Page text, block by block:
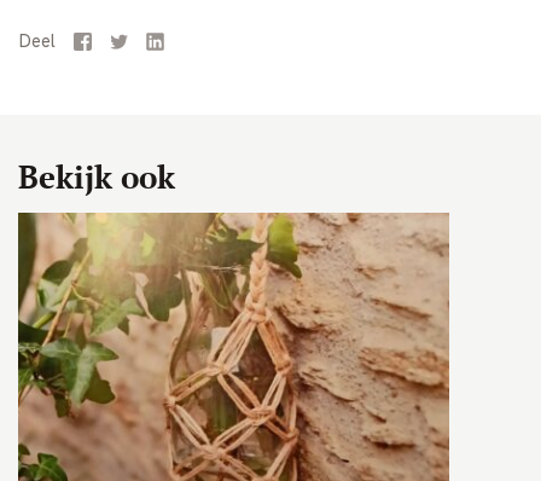
Deel Facebook
TwitterLinkedIn
Bekijk ook